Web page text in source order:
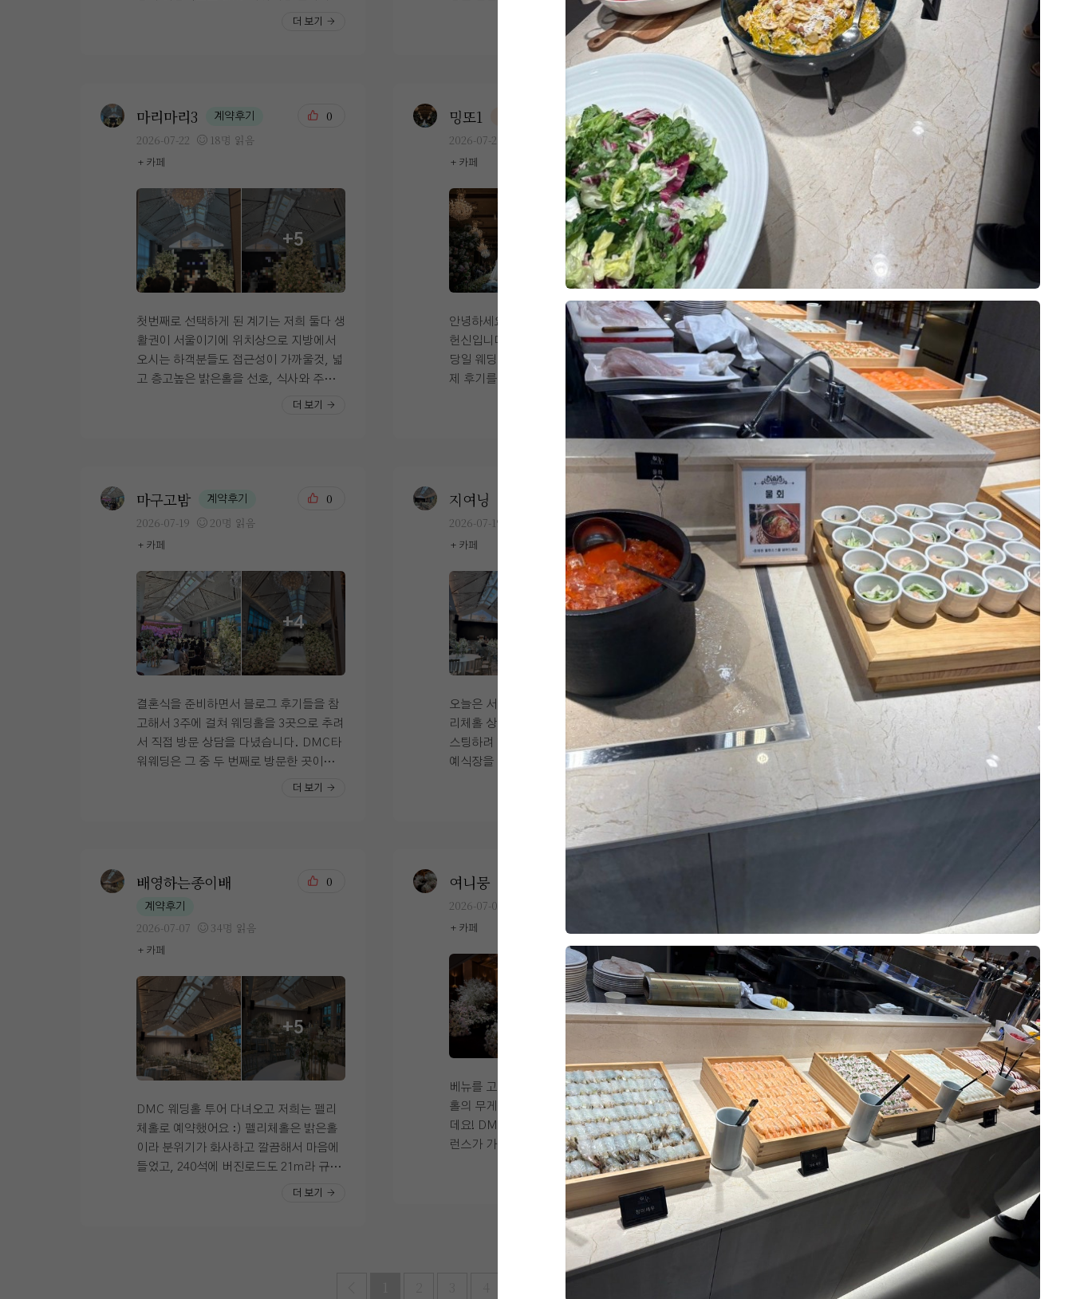
한 번뿐이라 웨딩홀 선택이 고민될 수밖에
없는데, DMC타워웨딩은 신부가 좋아하는
분위기뿐만 아니라 신랑 입장에서 중요하
게 생각하는 주차, 동선, 하객 편의성까지
은 선택이었다고 생각합니다.
객분들도 음악이 너무 좋았다는 이야기를
많이 해주셔서 더욱 만족스러웠어요. ​ 💰
식대 및 보증인원 저희는 최소 보증인원을
200명으로 계약했고, 실제 참석 인원은 21
0명 정도였습니다. 예상 인원과 크게 차이
나지 않아 준비하기도 수월했고, 정산 과
정도 매우 깔끔했습니다. 예식이 끝난 후
에는 2층에서 정산을 진행했는데, 방마다
현금 계산기가 준비되어 있어서 금액 확인
도 편했고 무엇보다 프라이빗한 공간에서
차분하게 정산할 수 있다는 점이 좋았습니
다. 예식 직후에는 정신이 없을 수 있는데
별도의 공간에서 여유 있게 마무리할 수 있
어서 만족스러웠어요. ​ ✨ 총평 처음 투어
를 갔을 때부터 원픽이었던 DMC타워웨딩
펠리체홀이었는데, 본식을 마치고 나니 선
택을 정말 잘했다는 생각이 들었습니다.
신부대기실부터 본식홀, 자연광, 생화 장
식, 5중주 연주, 매끄러운 진행, 정산 시스
템까지 전체적으로 만족도가 매우 높았어
요. 준비 과정에서는 고민도 많았지만 막
상 본식을 치르고 나니 아쉬움보다는 만족
감이 훨씬 컸습니다. 다시 결혼식을 준비
한다고 해도 저는 고민 없이 DMC타워웨
딩 펠리체홀을 선택할 것 같아요. 펠리체
홀을 고민하고 계신 예신님들께 자신 있게
추천드립니다!
먹는거였어요 준비도 너무 깔끔.. ​ 어른분
이 진짜 1등 이었어요👍 ​ 밖에서 팔아도 사
먹었을 정도..ㅎㅎ ​ 다들 궁금하실 회 종류
는 많지는 않은 편이었어요 대신에 회를 정
말 두툼하게 썰어주더라구요 육회도 냉동
아니라 자꾸만 먹게 되는...^^ 디저트에서
한 번 더 놀란.. 종류가 뭐이리 많은지! ​ 아
쉽게 과일이 많은 느낌은 아니었지만 쿠키
너무 달지도 않고!! 음식에 대한 전체적인
평은 너무 깔끔하고 맛있다!!! 웨딩에서 가
장 중요한 부분이 밥이라 조금 걱정하기도
했었는데 부모님고 정갈하고 맛도 괜찮다
터 주차하시면 빠를 것 같아요 ​ 시식 하시
이용할 수 있어요~~
주차가 부족했다는 후기는 못 들었던거 같
액자에 넣어서 올려주세요! 이젤은 1개 준
올려뒀습니다 ㅎㅎㅎ 그리고 본식 당일 펠
식 전날 비가 정말 많이와서 걱정이 많았는
데 다행히 당일에는 날씨가 맑았어요. 여
기는 신부대기실 입니다. 분홍분홍 핑크핑
크 제 부케와도 잘 어울리지않나요?ㅎㅎ
펠리체홀 홀투어 가보신 분들은 아시겠지
만 생화향 장난아닙니다. 꽃이 호텔처럼
엄청나게 많은것도 아니지만 이정도면 전
풍족하다고 생각해요^^ 신부대기실에서
찍은 사진도 잘 나온거같아서 매우 만족합
니다. 친구가 찍어준 식전영상 나올때 웨
딩홀 사진이에요. 펠리체홀이 밝은홀&큰
스크린 때문에 인기 많은거 아시죠?ㅎㅎ
ㅎ 저희는 맨처음에 돈주고 식전영상을 맡
길까도 했지만, 서비스로 식전영상을 받아
서 그대로 진행했습니다. 본식은 스크린을
닫고 or 스크린을 열고 진행할수 있는데 저
희는 처음에는 스크린을 닫고 진행하다가
맞절 순서부터 스크린을 열고 진행했습니
다. 마지막에 행진할때는 다시 또 스크린
을 닫았어요! 이건 스크린 열렸을때 사진이
에요. 약간 그리스, 로마 느낌이지 않나요
ㅎㅎㅎ 이건 약간 호불호가 갈리던데 저는
이분위기도 좋아서 이렇게 진행했어요. 마
지막 행진 후 플라워 샤워 사진입니다. 층
고 높고 채광이 좋아서 사진이 잘 나온거같
아요. 예신, 예랑이 분들에게 부디 도움이
되었기를!
더 꼼꼼하게 잘 챙겨주셧어요! ​ 헤메는 히
엘에서 진행했는 데 너무 맘에들었고 리모
델링해서 공장형이라고해도 촬영때와는
다르게 조용하고 북적거리지않고 좋앗어
요! 신랑은 2층 신부 3층 나눠져서 진행이
돼서요! 드레스는 로즈로사 지정이었는데
진짜 저는 지정 후회안했어요 :) 촬영때도
너무 만족스러웟는데 본식날도 드레스 너
무 예뻤고 정말 진행때마다 좋았던게 로즈
로사 헬퍼이모님들이 정말정말 다 친절하
시고 최선을 다해 도와주세요 ㅜㅜ 진짜
로즈로사 최고 그리고 2부드레스도 지정
혜택으로 진행했는데 원래는 한복하려다
가 2부 드레스 피팅하고 맘에들어서 입었
는데 인사드릴때 이쁘다고 칭찬 많이해주
셧어요! 언제 또 드레스를 입어보겟어하고
맘에드는거 입엇는데 완전 대만족입니당
ㅎㅎ ​ 아쉬운점은 어쩔수 없이 있을 수밖
에 없지만 만족스러웠던 점이 더 크기때문
에 열심히 1년 준비한만큼 후련하고 즐거
웠습니다!! ​ 정말 본식 당일에는 호로록하
고 당사자들은 정신없이 지나가요! 본식 전
까지 열심히 힘내서 준비하시고 당일엔 다
들 즐기세요!! 결혼 축하드립니다 !!
조명 색 등등 자잘하게 걸리는 것들이 있어
주말에 방문했을 때도 주차하기 어렵지 않
았고 지하철역에서 바로 연결되는 게 진짜
최고.. 상담실에서 반복 재생되던 영상을
보는데 펠리체홀이 넘 예뻐서 두근두근거
려따 .. 펠리체홀은 층고가 높고 채광이 잘
들어오도록 개조한 곳이라 그런지 홀, 로
비가 있는 4층 에스컬레이터를 오를 때부
터 갑자기 확 밝아진다..! 로비도 진짜 넓
요 문 앞, 로비에서 대기하다가 입장해야
하지만 나는 신부대기실에서 연결 안되어
있는 건 하나도 상관없을 듯 했다!! 서울에
서 은근히 층고높은 베뉴를 찾기 어려웠는
체홀의 매력: 앞 큰 화면을 내 취향대로 꾸
있고, 사진처럼 커튼을 열고 빛이 들어오
게 진행할 수도 있다구 하셨다 하객의 입장
에서 신부 입장을 본다면 이런 시각일 듯
..!! 신부 입장은 요기 문에 커튼이 달려 있
어서 커튼이 사라락 열리고 입장할 수 있다
고 하셨다~~~ 너무 로맨틱하자낭..💖 다
른 밝은 홀보다 펠리체홀이 좋았던 이유는
럽앤어셈은 꽃 색감이 하양+초록이라 아
쉬웠그든요.. 파스텔 색감 조아요~~~ 불
이 꺼져있는데도 화사한 신부대기실,, 여
기도 층고가 높고 파스텔 색감 꽃들이 가득
다녀온지라,, 자꾸 비교하게 되는데,, 셀럽
그치만 셀럽앤어셈도 신부대기실 진짜 예
뻤고 신부대기실에서 홀로 바로 입장이 가
능한 장점이 있었지… 역시 포토테이블도
겠지만 액자 놓으면 꽉 차 보일 것 같기듀
!?? 평일 상담 받고 계약했더니 와인도 선
물로 주셔땅 ✌🏻 ​ 꼼꼼하게 찾아보는 성격
탓에 더 어려웠던 내 베뉴 찾기… 드디어
완뇨.. 💞
더 보기
을 계약하고 스드메를 정하고 예물과 예복
을 준비하고 하나씩 체크리스트를 지워나
가다 보니 어느새 본식 당일이 되어 있었습
니다. 준비하는 동안에는 시간이 참 더디
식간이었습니다. ​ 저희는 DMC타워웨딩
펠리체홀에서 예식을 진행했습니다. 처음
홀 투어를 갔을 때부터 밝고 화사한 분위기
가 마음에 들었는데, 5월의 초여름과도 정
말 잘 어울리는 공간이었습니다. 화이트톤
의 깔끔한 인테리어와 따뜻한 채광 덕분에
전체적인 분위기가 동화 같은 느낌이었고,
제가 평소 좋아하는 밝은 분위기와도 잘 어
울려서 더욱 만족스러웠습니다. 사진으로
봐도 홀이 워낙 예뻐서 스냅 수정본이 더
지도 늦지도 않은 애매한 시간대라 아침부
터 정신없이 움직이지 않아도 된다는 점은
좋았습니다. 하지만 메이크업을 받고 하객
분들을 맞이하고 식이 시작되니 정말 눈 깜
짝할 사이에 끝나버렸습니다. 주변에서 본
식은 정말 순식간이라 기억도 잘 안 난다고
많이 이야기했는데, 직접 겪어보니 그 말
이 무슨 뜻인지 바로 알겠더라고요. 긴장
도 많이 했고 정신없이 인사하다 보니 기억
이 띄엄띄엄 남아 있는 느낌이었습니다. ​
신혼여행까지 다녀온 뒤 스냅 사진과 영상
들을 하나씩 받아보면서 그날의 모습을 다
시 보게 되었는데, 제가 미처 보지 못했던
장면들도 많고 부모님과 하객분들의 표정
까지 담겨 있어서 괜히 울컥하기도 했습니
다. 사진과 영상을 보면서 본식을 다시 한
번 경험하는 기분이 들었습니다. ​ 1년 동안
열심히 준비했던 결혼식이 고작 30분 남짓
만에 끝났다는 게 조금은 아쉽기도 했지
만, 그 짧은 시간 동안 정말 많은 축하와 사
랑을 받을 수 있었던 소중한 하루였습니
다. 다행히 DVD도 함께 신청해두어서 영
상이 완성되면 예랑이와 함께 다시 보며 추
억에 잠겨보려고 합니다. 결혼 준비는 길
고 힘들기도 했지만, 본식을 마치고 나니
그동안의 시간이 모두 좋은 추억으로 남은
것 같아 정말 행복한 하루였습니다. ❤️
더 보기
죠 :) 제가 선택한 DMC타워웨딩은 개인
적인 생각으로는 6각형 웨딩홀 같았어요!
저에게 맞는 예산대는 물론 지하철, 주차,
뷔페, 웨딩홀 등등 뭐하나 빠지는게 없었
어요!​ 무튼 저는 식 한달전에 시식을 예약
했는데요. 주말 10시30분에만 가능했어
요! 생각해보면 당연한거 같아요. 다른 손
님분들과 신랑신부에게 방해가 되면 안되
니까요!​ 저희는 시식이 6명이서 가능했어
서 신랑신부랑 양가 부모님을 모시고 왔습
니다. 직원분의 안내를 받아서 자리로 가
면 신랑신부의 이름과 함께 시식예약석으
로 안내해주세요.​ 저는 웨딩홀투어 할 때
생각났는데 고등학교 친구가 거의 10년전
에 같은홀에서 결혼했더라구요! 그때 친구
가 했던 말이 여기 밥 맛있다고 했던게 기
억이 나요! 하나하나 다 찍지 못했지만 다
못찍은게 이정도에요! 종류도 많고 맛도 이
정도면 맛있다고 생각이 들더라구요!! 면종
류도 있고 죽, 빵 등등 많았습니다. 그리고
갈비랑 양갈비가 맛있었어요!! 웨딩홀 단톡
방에서도 다들 맛있다고 하는데 맛있더라
구요! 지금 돌이켜보니 본식날에는 뭔가 많
이 못먹어요!​ 그래서 시식날 꼬옥 많이 드
세요! 저도 시식때 많이 주셨다고 생각했는
데 (사실 본식때 더 먹어야지 했는데) 시간
이슈도 있고 먹는게 쉽지 않더라구요! 먹고
있으면 돌아가시는 하객분들 인사드려야
하고 정신없더라구요ㅎㅎㅎ DMC타워웨
딩의 뷔페는 전반적으로 만족했어요! 다만
아쉬운점이 과일이 좀 얼어있었던 점..?
안그래도 마지막에 설문조사 받으시는데
과일이 아쉬웠다고 피드백했어요!​ 다행히
본식을 치르고 난 지금 회사분들에게 밥 맛
있었고 주차도 편했다는 칭찬을 많이 받았
습니다! 💕​ 주차도 밥도 홀도 너무 예쁜 D
MC타워웨딩의 시식후기였습니다!
더 보기
마리마리3 계약후기
2026-07-22 18명 읽음
+ 카페
0
+5
첫번째로 선택하게 된 계기는 저희 둘다 생
활권이 서울이기에 위치상으로 지방에서
오시는 하객분들도 접근성이 가까울것, 넓
고 층고높은 밝은홀을 선호, 식사와 주차
도 하객분들이 충분히 만족할만 할 것 등등
다시피 층고도 엄청 넓고 홀도 240명가량
저희 기준에 충족했고! LED스크린이 설치
되어있어 식전영상이나 다른 홀과는 차이
를 만들수있는 영상들을 띄울 수 있어 충분
히 메리트 있는 베뉴라고 생각했어요!! ​추
가적으로 주차도 1000대 정도 여유공간을
보유하고 있다고 들었고, 식당도 2군데 나
뉘어있기 때문에 하객들이 다른 홀과 섞이
지 않는다는 것이 큰 장점으로 다가왔습니
저 또한 하객으로 방문했을때 엄청 맛있게
먹었던 기억이 있는지라 조금도 고민하지
않았었구요!! ​요즘에는 답례품을 주는 웨딩
홀이 많이 없는것 같던데 지방에서 오시는
하객들이 많은 저에게는 이것또한 큰 장점
나 저희의 결혼준비 과정이 궁금하다면 아
더 보기
밍또1
2026-07-21 28명 읽음
+ 카페
0
+1
안녕하세요! 24년 12월 21일에 본식 치룬
헌신입니다..... 2년이 지나기 전에 본식
당일 웨딩홀 연출과 동선, 뷔페 위주의 실
제 후기를 적어보려 합니다 ​ 위치 및 대중
인들 거주지가 주로 용산, 마포, 영등포,인
천 쪽이라 위치상 아주 만족스러웠습니다!!
6호선, 공항철도, 경의중앙선이 모두 연결
되어 있어 대중교통 접근성이 뛰어났고,
지하철 출구와 바로 연결되어 있어서 하객
분들이 길 찾기에도 정말 수월했습니다.
다만 연결된 출구가 공항철도 쪽 출구라 역
사 내부에서 조금 걸어야 하는 편,,, 그래
도 요즘 같은 여름이나 겨울에 밖에서 땡볕
이나 추위를 겪지 않고 실내 역사로만 이동
할 수 있다는 점을 생각하면 좋지 않은가
용,,,?^_^ ​ 홀 분위기 및 꽃장식 어두운 홀
스타일이라 입장이 시작되면 신부에게 시
히 버진로드를 따라 걸어갈 때 걸음에 맞춰
위에서 샹들리에가 하나씩 내려오는 연출
이 정말 예뻤습니다. 버진로드 입구 꽃장
식은 사전에 봤을 때 혹시나 색감이 살짝
촌스럽지 않을까 걱정했었는데 (이전에 저
도 상담 받으러 갔을 때였나 홀투어 했을
때였나 굉장히 촌스럽다는 느낌을 받은 적
어 만족스러웠습니다. ​ 커튼 입장 관련 주
앙이 아니라 살짝 옆쪽이라 저는 커튼 입장
을 선택했습니다. 원래 제 계획은 커튼 뒤
에서는 저 혼자 나오고, 버진로드가 시작
되는 지점에서 기다리던 아빠 손을 잡고 입
장하는 동선이었는데요. 본식 당일 "입장
준비할게요!" 해서 커튼 뒤로 들어가 보니
아빠가 이미 들어와 계셔서 살짝 당황했습
한테 나가라고 할 수는 없어서 결국 커튼
뒤에서부터 아빠와 같이 입장했습니다. 혹
시 저처럼 입장에 디테일한 연출 구상이 있
으신 분들은 사전에 웨딩홀 측과 동선을 세
심하게 확인해 두시는 것을 추천합니다!!! ​
타 식 진행은 큰 차질 없이 원활하게 이어
많아 작가님과 도우미분들께서 인원 통제
하시기 조금 힘드셨을 텐데 끝까지 차분하
더 보기
밍또1 예식후기
2026-07-21 31명 읽음
+ 카페
0
+1
안녕하세요. 저는 24년 12월 21일 상암 D
MC 웨딩타워 그랜드볼룸홀에서 예식을
마쳤습니다. 2년이 지나기 전에 후다닥 후
기를 써보려 합니다. 이 글에서는 웨딩홀
관련 비용과 전체적인 본식 진행 후기를 이
야기 해볼게요!​ 웨딩홀 도착 및 대기 메이
크업을 마친 뒤 당시에 자차가 없어서 카카
오 벤티를 예약해 이동했습니다. 웨딩홀
측에서 도착 10분 전에 연락을 달라고 하
셔서 미리 전화드렸더니, 도착 시간에 맞
춰 직원분들이 나와 계셨습니다. 헬퍼 이
모님 짐도 직접 옮겨주셔서 편하게 들어갈
수 있었습니다. 무슨 카트 같은거를 끌고
오시드라구요,,,?? 저희 개인 짐이나 액자
등은 전날 미리 사물함에 보관해 두어 당일
짐은 많지 않아서 저희는 그냥 졸졸 따라
들어갔습니다~~ 12시 10분 예식이었는데
10시쯤 여유 있게 도착하여 예비 신부대기
실로 먼저 안내받았습니다. 웨딩홀 연계
필수였던 본식 스냅 작가님을 비롯해 서브
스냅, DVD, 아이폰스냅 작가님들 모두 일
찍 오셔서 미리 인사를 나누었고, 예비 대
기실에서부터 촬영을 진행했습니다. 미리
설정샷이나 그런건 예비신부대기실에서
찍고, 신부 대기실에서는 친구들이랑 찍고
싶다고 말해둬서 여기서 사진 많이 찍고 그
외에서는 설정샷 안찍었어요. 인원이 많아
약 당시 홀에서는 보증인원을 250명으로
얘기했는데 저희는 더 많이 올 걸로 예상해
서 300명으로 부르고 대관료를 할인 받았
는데요, 이후에 아빠 손님 막 100명 넘는
다 계속 이 소리를 하셔서^^ 직전에 350명
으로 늘렸습니다. 예비 신부대기실에서 사
진을 미리 많이 찍어둔 덕에 메인 대기실에
서는 하객 응대에 집중 할 수 있었고 덕분
에 친구들과 빠짐없이 다 같이 사진을 찍을
수 있어 뿌듯했습니다. ​ 식 1시간 전 메인
대기실로 이동한 뒤로는 남편도 밖에서 하
객을 맞이하느라 얼굴을 거의 보지 못했습
니다. 그렇게 정신없이 인사를 나누다 보
니 곧 식 시작이라며 입장 문 앞에 서 있는
저를 발견했습니다. (개인적인 팁인데, 떨
리는 거 걱정되시는 분들 인데놀!! 꼭 드세
혀 없이 입장할 수 있었습니다.) 예식 도우
미분들의 매끄러운 안내 덕분에 전체적인
더 보기
마구고밤 계약후기
2026-07-19 20명 읽음
+ 카페
0
+4
결혼식을 준비하면서 블로그 후기들을 참
고해서 3주에 걸쳐 웨딩홀을 3곳으로 추려
서 직접 방문 상담을 다녔습니다. DMC타
워웨딩은 그 중 두 번째로 방문한 곳이었어
이었습니다. 실내 전체가 밝고 개방감이
때 훨씬 고급스럽게 느껴졌습니다! 너무 새
하얗기만 한 홀은 원하지 않았는데, 화이
트·베이지 톤 플라워 장식이 웅장하면서도
생화 장식도 만족스러웠고, 대형 LED 스
크린도 저에겐 좋았습니다. 하객 입장에서
도 홀이 넓어 답답하지 않고, 주차 공간이
넉넉해 자차 이용 하객들도 편할 것 같았습
니다. 지하철역과도 연결되어 있어 교통
평 권역)과도 가깝고 양가 지인, 직장 동료
들 동선까지 두루 편해서 위치 면에서 고민
할 필요가 없었습니다. 3주 차 토요일에 세
번째 베뉴까지 다 돌아본 후 바로 그날 홀
더 보기
지여닝
2026-07-19 19명 읽음
+ 카페
오늘은 서울 마포 상암 디엠씨타워웨딩 펠
리체홀 상담후기와 계약하게 된 이유를 포
스팅하려 합니다. 서울 마포,상암쪽으로
예식장을 알아보시는 분들한테 작은 도움
저는 결혼준비를 하면서 생각했던 홀은 무
조건 밝은 홀!! 이였는데요. 아는 언니가 디
엠씨웨딩 그랜드볼룸홀에서 결혼을 해서
어서 디엠씨웨딩을 배제하고 있던 찰나에
가 가장 반했던 부분은 LED스크린이였어
요. 다른 홀들은 빔프로젝트 마냥 스크린
이 작았는데 펠리체홀은 66인치 전면 스크
린에 식이 시작되는 순간 양 옆에 신랑,신
부 사진을 내내 크게 띄운채 진행이 되어
매우 흡족했답니다. 버진로드는 22M에요
~ 키가 커서 긴 버진로드를 원했는데 딱이
였죠 ㅎㅎ 생화비율이 높아 꽃향기가 가득
하구요. 여자들의 하우스 웨딩홀 로망을
정확하게 실현할 수 있는 곳이랍니다 :) 층
고가 높아서 맘에 들었구요. 양 사이드, 천
장 통창으로 개방감이 무척 좋았습니다.
천장 샹드리에도 매우 여성스러움... 진짜
포스팅하면서 또 반해버렸네요ㅋㅋㅋ 내
홀이 제일 이뻐.... 이길 수 없어... 여기는
웨딩홀과 연계된 '가람한복' 인데요. 홀 연
계로 하면 알아보는 일없이 편할 거 같았
고, 가격대도 괜찮았어요^^ 시식하러 오면
00
2026-07-09 37명 읽음
+ 블로그
+4
웨딩홀 투어 여러 군데 다녀봤는데, 결국
DMC 타워웨딩홀로 계약했어요😊 제가
중요하게 봤던 건 딱 세 가지였는데요. ​ ✔️
홀이 예쁜지 층고가 높아서 답답한 느낌이
전혀 없었어요. 전체적으로 밝고 화사한
분위기라 사진도 예쁘게 나올 것 같더라고
요. 투어했던 곳 중에서는 개인적으로 홀
경의중앙선 지하철과도 연결되어 있어 여
름 예식도 무리 없을 것 같더라고요. 주차
공간도 몇백대씩 지하에 있고, 대절버스도
입구에 바로 내려주니 하객 입장에서 부담
이 적겠다는 생각이 들었습니다. ​ ✔️ 음식
음식 퀄리티가 엄청 뛰어나고, 후기 평도
좋아서 안심됐어요. 결혼식은 하객분들이
맛있게 드시고 가시는 것도 중요하다고 생
각해서 이 부분도 만족! ​ 상담도 친절하고,
부담스럽지 않게 진행해 주셔서 편하게 둘
러볼 수 있었고, 궁금한 점도 하나씩 친절
하게 설명해 주셨습니다. 결국 예쁜 홀 +
좋은 교통 + 음식까지 제가 중요하게 생각
했던 조건이 다 맞아서 계약하게 됐어요.
웨딩홀 고민하시는 분들은 직접 한 번 가보
시면 느낌이 오실 것 같아요. 저는 투어 끝
나고 나와서 신랑이랑 "여기가 제일 예뻤
다"는 얘기를 계속했네요. 😊 [출처] 예쁜
홀 + 교통 + 음식까지 만족했던 DMC 타
워웨딩 (계약 후기)|작성자 00
더 보기
배영하는종이배
계약후기
2026-07-07 34명 읽음
+ 카페
0
+5
DMC 웨딩홀 투어 다녀오고 저희는 펠리
체홀로 예약했어요 :) ​펠리체홀은 밝은홀
이라 분위기가 화사하고 깔끔해서 마음에
들었고, 240석에 버진로드도 21m라 규모
감도 괜찮았어요. 신부대기실 안에 파우더
더 보기
여니뭉
2026-07-05
+ 카페
+1
베뉴를 고를 때 예산, 교통, 뷔페, 그리고
홀의 무게감까지 다각도로 비교해 보았는
데요! DMC타워웨딩은 이 모든 조건의 밸
런스가 가장 잘 맞는 육각형 베뉴라는 생각
이 들었습니다. 6호선, 공항철도, 경의중
앙선이 겹치는 디지털미디어시티역과 건
물이 직접 연결되어 있어 지방 하객분들이
나 대중교통을 이용하시는 분들께 최적의
동선이더라고요. 또, 주차 역시 오피스 빌
딩이라 주말에는 여유롭게 사용할 수 있다
더 보기
+15
안녕하세요 꾸꾸입니당~!! 이제 본식이 어
느덧 한 달 뒤인 저희 커플인데용 ㅎㅎ​ 당
일계약혜택으로 6명까지 시식이 가능했지
만 남자친구 부모님께서는 시간이 안된다
구 하셔서 ㅠㅠ 저희 부모님이랑 저희 커
플 이렇게 4명이서 시식을 다녀왔어요!! 본
식 전에 미리 시식하면 좋으니까 먼저 문자
식 전 타임에 시식 가능하시니 참고하세